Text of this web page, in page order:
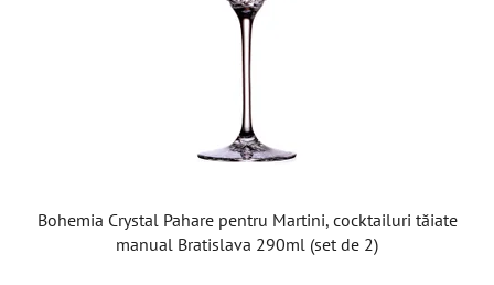
Bohemia Crystal Pahare pentru Martini, cocktailuri tăiate
manual Bratislava 290ml (set de 2)